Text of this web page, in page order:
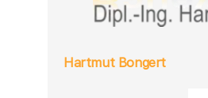
Hartmut Bongert